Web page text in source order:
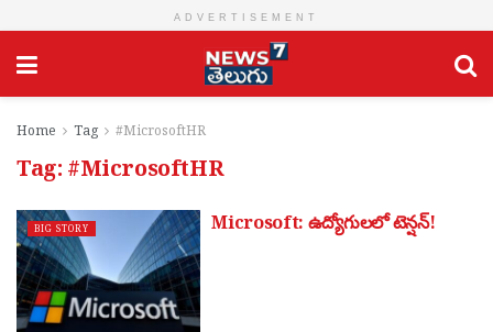
ADVERTISEMENT
Home Tag #MicrosoftHR
Tag: #MicrosoftHR
BIG STORY Microsoft: ఉద్యోగులలో టెన్షన్!